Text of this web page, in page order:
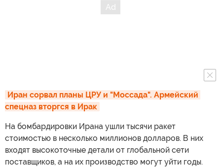
Иран сорвал планы ЦРУ и "Моссада". Армейский
спецназ вторгся в Ирак
На бомбардировки Ирана ушли тысячи ракет
стоимостью в несколько миллионов долларов. В них
входят высокоточные детали от глобальной сети
поставщиков, а на их производство могут уйти годы.